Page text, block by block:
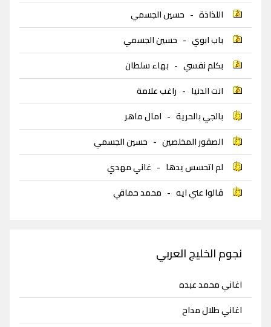
اللذاذة - حسين الجسمي
باب ابوي - حسين الجسمي
بكلم نفسي - بهاء سلطان
انت الدنيا - راغب علامة
بالجي بالحرية - امال ماهر
الصقور المخلصين - حسين الجسمي
لم اتحسس يدها - غاني مهدي
قالوا عني ايه - محمد حماقي
نجوم الخليج العربي
اغاني محمد عبده
اغاني طلال مداح